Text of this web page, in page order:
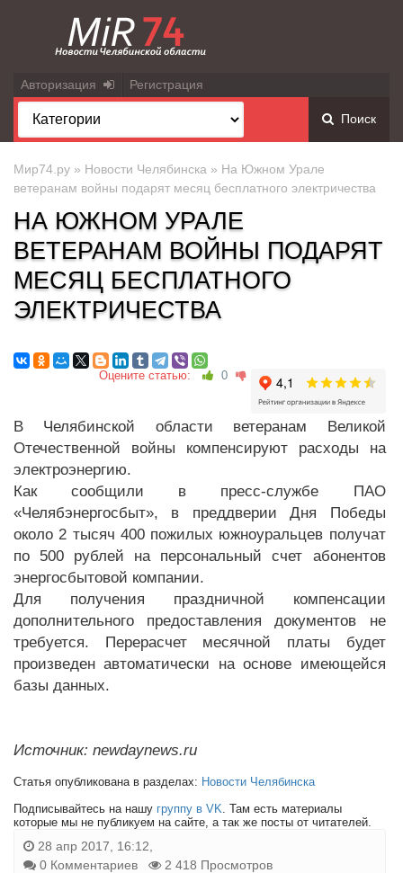
Авторизация Регистрация
Поиск
Мир74.ру » Новости Челябинска » На Южном Урале
ветеранам войны подарят месяц бесплатного электричества
НА ЮЖНОМ УРАЛЕ
ВЕТЕРАНАМ ВОЙНЫ ПОДАРЯТ
МЕСЯЦ БЕСПЛАТНОГО
ЭЛЕКТРИЧЕСТВА
Оцените статью: 0
В Челябинской области ветеранам Великой
Отечественной войны компенсируют расходы на
электроэнергию.
Как сообщили в пресс-службе ПАО
«Челябэнергосбыт», в преддверии Дня Победы
около 2 тысяч 400 пожилых южноуральцев получат
по 500 рублей на персональный счет абонентов
энергосбытовой компании.
Для получения праздничной компенсации
дополнительного предоставления документов не
требуется. Перерасчет месячной платы будет
произведен автоматически на основе имеющейся
базы данных.
Источник: newdaynews.ru
Статья опубликована в разделах: Новости Челябинска
Подписывайтесь на нашу группу в VK. Там есть материалы
которые мы не публикуем на сайте, а так же посты от читателей.
28 апр 2017, 16:12,
0 Комментариев
2 418 Просмотров